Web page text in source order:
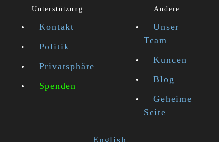
Unterstützung
Kontakt
Politik
Privatsphäre
Spenden
Andere
Unser
Team
Kunden
Blog
Geheime
Seite
English